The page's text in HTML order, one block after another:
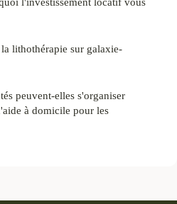
lithothérapie sur galaxie-
peuvent-elles s'organiser
à domicile pour les